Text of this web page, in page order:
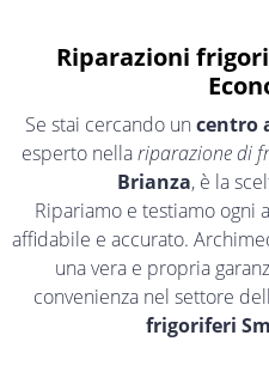
Riparazioni
Se stai cercando un centro
esperto nellariparazione di
Brianza, è la
Ripariamo e testiamo ogni
affidabile e accurato.
una vera e propria
convenienza nel settore
frigoriferi